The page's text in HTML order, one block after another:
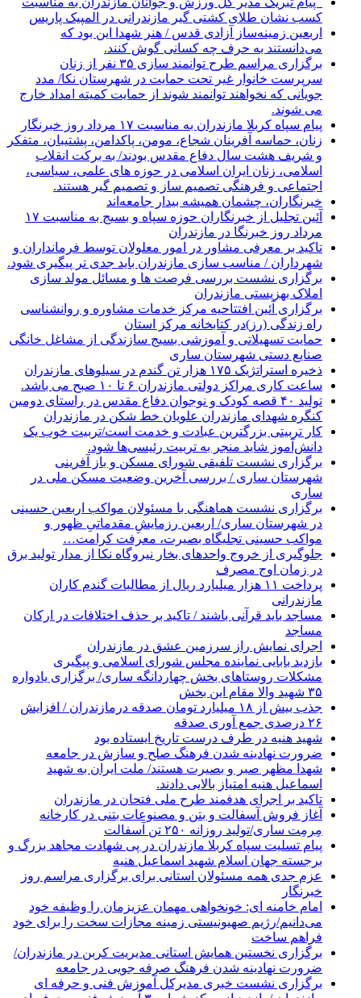
کسب نشان طلای کشتی گیر مازندرانی در المپیک پاریس
اربعین زمینه‌ساز آزادی قدس / هنر شهدا این بود که
می‌دانستند به حرف چه کسانی گوش کنند.
برگزاری مراسم طرح توانمند سازی ۳۵ نفر از زنان
سرپرست خانوار غیر تحت حمایت در شهرستان نکا/ مدد
جویانی که نخواهند توانمند شوند از حمایت کمیته امداد خارج
می شوند.
پیام سپاه کربلا مازندران به مناسبت ۱۷ مرداد روز خبرنگار
زنان، حماسه آفرینان شجاع، مومن، پاکدامن، پشتیبان، متفکر
و شریف هشت سال دفاع مقدس بودند/ به برکت انقلاب
اسلامی، زنان ایران اسلامی در حوزه های علمی، سیاسی،
اجتماعی و فرهنگی تصمیم ساز و تصمیم گیر هستند.
خبرنگاران، چشمان همیشه بیدار جامعه‌اند
آئین تجلیل از خبرنگاران حوزه سپاه و بسیج به مناسبت ۱۷
مرداد روز خبرنگا در مازندران
تاکید بر معرفی مشاور در امور معلولان توسط فرمانداران و
شهرداران / مناسب سازی مازندران باید جدی تر پیگیری شود.
برگزاری نشست بررسی فرصت ها و مسائل مولد سازی
املاک بهزیستی مازندران
برگزاری آئین افتتاحیه مرکز خدمات مشاوره و روانشناسی
راه زندگی (رز)در کتابخانه مرکز استان
حمایت تسهیلاتی و آموزشی بسیج سازندگی از مشاغل خانگی
صنایع دستی شهرستان ساری
ذخیره استراتژیک ۱۷۵ هزار تن گندم در سیلوهای مازندران
ساعت کاری مراکز دولتی مازندران ۶ تا ۱۰ صبح می باشد.
تولید ۴۰ قصه کودک و نوجوان دفاع مقدس در راستای دومین
کنگره شهدای مازندران علویان خط شکن در مازندران
کار تربیتی بزرگترین عبادت و خدمت است/تربیت خوب یک
دانش‌آموز شاید منجر به تربیت رئیسی‌ها شود.
برگزاری ‌نشست تلفیقی شورای مسکن و باز آفرینی
شهرستان ساری / بررسی آخرین وضعیت مسکن ملی در
ساری
برگزاری نشست هماهنگی با مسئولان مواکب اربعین حسینی
در شهرستان ساری/ اربعین رزمایشِ مقدماتیِ ظهور و
مواکب حسینی تجلیگاه بصیرت، معرفت کرامت…
جلوگیری از خروج واحدهای بخار نیروگاه نکا از مدار تولید برق
در زمان اوج مصرف
پرداخت ۱۱ هزار میلیارد ریال از مطالبات گندم کاران
مازندرانی
مساجد باید قرآنی باشند / تاکید بر حذف اختلافات در ارکان
مساجد
اجرای نمایش راز سرزمین عشق در مازندران
بازدید بابایی نماینده مجلس شورای اسلامی و پیگیری
مشکلات روستاهای بخش چهاردانگه ساری/ برگزاری یادواره
۳۵ شهید والا مقام این بخش
جذب بیش از ۱۸ میلیارد تومان صدقه درمازندران / افزایش
۲۶ درصدی جمع آوری صدقه
شهید هنیه در طرف درست تاریخ ایستاده بود
ضرورت نهادینه شدن فرهنگ صلح و سازش در جامعه
شهدا مظهر صبر و بصیرت هستند/ ملت ایران به شهید
اسماعیل هنیه امتیاز بالایی دادند.
تاکید بر اجرای هدفمند طرح ملی فتحان در مازندران
آغاز فروش آسفالت و بتن و مصنوعات بتنی در کارخانه
مِرمِت ساری/تولید روزانه ۲۵۰ تن آسفالت
پیام تسلیت سپاه کربلا مازندران در پی شهادت مجاهد بزرگ و
برجسته جهان اسلام شهید اسماعیل هنیه
عزم جدی همه مسئولان استانی برای برگزاری مراسم روز
خبرنگار
امام خامنه ای: خونخواهی مهمان عزیزمان را وظیفه خود
می‌دانیم/رژیم صهیونیستی زمینه مجازات سخت را برای خود
فراهم ساخت
برگزاری نخستین همایش استانی مدیریت کربن در مازندران/
ضرورت نهادینه شدن فرهنگ صرفه جویی در جامعه
برگزاری نشست خبری مدیرکل آموزش فنی و حرفه ای